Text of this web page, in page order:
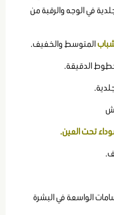
في الوجه والرقبة من
المتوسط والخفيف.
الدقيقة.
تحت العين.
الواسعة في البشرة